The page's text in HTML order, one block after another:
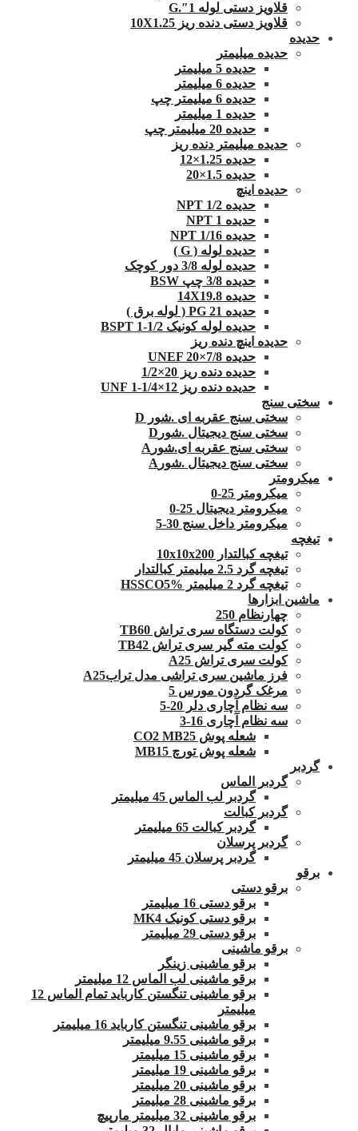
قلاویز دستی لوله 1″.G
قلاویز دستی دنده ریز 10X1.25
حدیده
حدیده میلیمتر
حدیده 5 میلیمتر
حدیده 6 میلیمتر
حدیده 6 میلیمتر چپ
حدیده 1 میلیمتر
حدیده 20 میلیمتر چپ
حدیده میلیمتر دنده ریز
حدیده 1.25×12
حدیده 1.5×20
حدیده اینچ
حدیده 1/2 NPT
حدیده NPT 1
حدیده 1/16 NPT
حدیده لوله ( G )
حدیده لوله 3/8 دور کوچک
حدیده 3/8 چپ BSW
حدیده 14X19.8
حدیده 21 PG ( لوله برق )
حدیده لوله کونیک 1/2-1 BSPT
حدیده اینچ دنده ریز
حدیده UNEF 20×7/8
حدیده دنده ریز 20×1/2
حدیده دنده ریز 12×1/4-1 UNF
سختی سنج
سختی سنج عقربه ای .شور D
سختی سنج دیجیتال .شورD
سختی سنج عقربه ای.شورA
سختی سنج دیجیتال .شورA
میکرومتر
میکرومتر 25-0
میکرومتر دیجیتال 25-0
میکرومتر داخل سنج 30-5
تیغچه
تیغچه کبالتدار 10x10x200
تیغچه گرد 2.5 میلیمتر کبالتدار
تیغچه گرد 2 میلیمتر HSSCO5%
ماشین ابزارها
چهارنظام 250
کولت دستگاه سری تراش TB60
کولت مته گیر سری تراش TB42
کولت سری تراش A25
فرز ماشین سری تراشی مدل ترابA25
مرغک گردون مورس 5
سه نظام آچاری دلر 20-5
سه نظام آچاری 16-3
شعله پوش CO2 MB25
شعله پوش تورچ MB15
گردبر
گردبر الماس
گردبر لب الماس 45 میلیمتر
گردبر کبالت
گردبر کبالت 65 میلیمتر
گردبر پرسلان
گردبر پرسلان 45 میلیمتر
برقو
برقو دستی
برقو دستی 16 میلیمتر
برقو دستی کونیک MK4
برقو دستی 29 میلیمتر
برقو ماشینی
برقو ماشینی زینگر
برقو ماشینی لب الماس 12 میلیمتر
برقو ماشینی تنگستن کارباید تمام الماس 12
میلیمتر
برقو ماشینی تنگستن کارباید 16 میلیمتر
برقو ماشینی 9.55 میلیمتر
برقو ماشینی 15 میلیمتر
برقو ماشینی 19 میلیمتر
برقو ماشینی 20 میلیمتر
برقو ماشینی 28 میلیمتر
برقو ماشینی 32 میلیمتر مارپیچ